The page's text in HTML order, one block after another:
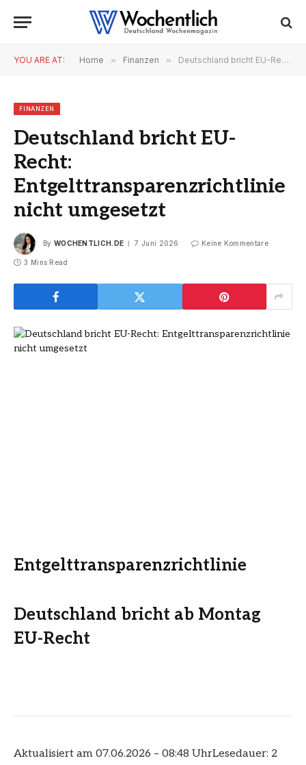
YOU ARE AT: Home » Finanzen » Deutschland bricht EU-Recht: Entgelttransparenzrichtlinie nicht umgesetzt
FINANZEN
Deutschland bricht EU-
Recht:
Entgelttransparenzrichtlinie
nicht umgesetzt
By WOCHENTLICH.DE 7 Juni 2026 Keine Kommentare
3 Mins Read
Entgelttransparenzrichtlinie
Deutschland bricht ab Montag
EU-Recht
Aktualisiert am 07.06.2026 – 08:48 UhrLesedauer: 2